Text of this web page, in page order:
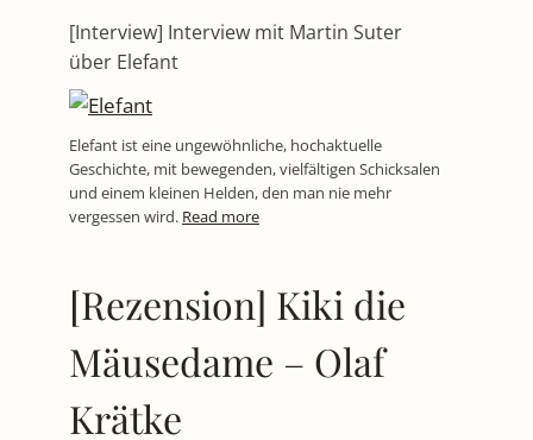
[Interview] Interview mit Martin Suter
über Elefant
Elefant ist eine ungewöhnliche, hochaktuelle
Geschichte, mit bewegenden, vielfältigen Schicksalen
und einem kleinen Helden, den man nie mehr
vergessen wird. Read more
[Rezension] Kiki die
Mäusedame – Olaf
Krätke